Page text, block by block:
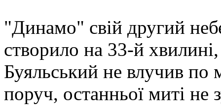
"Динамо" свій другий
створило на 33-й
Буяльський не влучив
поруч, останньої миті не